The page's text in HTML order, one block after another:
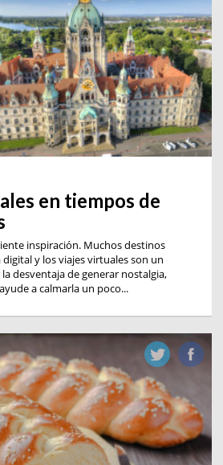
en tiempos de
inspiración. Muchos destinos
y los viajes virtuales son un
desventaja de generar nostalgia,
a calmarla un poco...